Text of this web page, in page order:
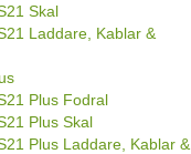
Skal
Laddare, Kablar &
Plus Fodral
Plus Skal
Plus Laddare, Kablar &